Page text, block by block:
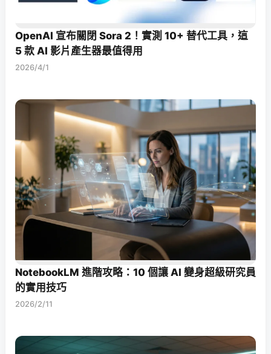
OpenAI 宣布關閉 Sora 2！實測 10+ 替代工具，這
5 款 AI 影片產生器最值得用
2026/4/1
NotebookLM 進階攻略：10 個讓 AI 變身超級研究員
的實用技巧
2026/2/11